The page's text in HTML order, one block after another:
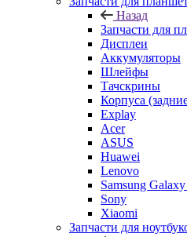
Назад
Запчасти для
Дисплеи
Аккумуляторы
Шлейфы
Тачскрины
Корпуса
Explay
Acer
ASUS
Huawei
Lenovo
Samsung
Sony
Xiaomi
Запчасти для